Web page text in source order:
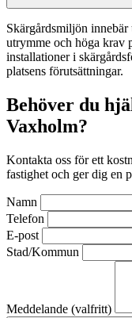
Skärgårdsmiljön
utrymme och höga krav
installationer i
platsens förutsättningar.
Behöver du
Vaxholm?
Kontakta oss för ett
fastighet och ger dig en
Namn
Telefon
E-post
Stad/Kommun
Meddelande (valfritt)